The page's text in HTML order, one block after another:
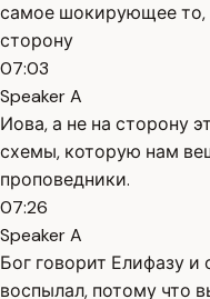
самое шокирующее то,
сторону
07:03
Speaker A
Иова, а не на сторону
схемы, которую нам
проповедники.
07:26
Speaker A
Бог говорит Елифазу и
воспылал, потому что